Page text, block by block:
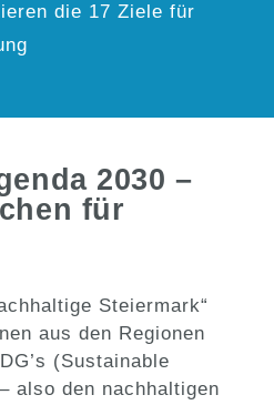
die 17 Ziele für
2030 –
für
Steiermark“
aus den Regionen
(Sustainable
also den nachhaltigen